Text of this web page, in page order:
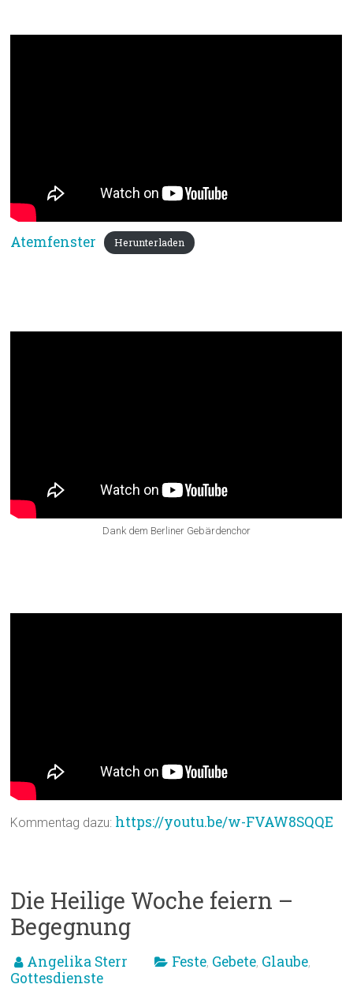
Atemfenster Herunterladen
Dank dem Berliner Gebärdenchor
Kommentag dazu: https://youtu.be/w-FVAW8SQQE
Die Heilige Woche feiern –
Begegnung
Angelika Sterr Feste, Gebete, Glaube,
Gottesdienste